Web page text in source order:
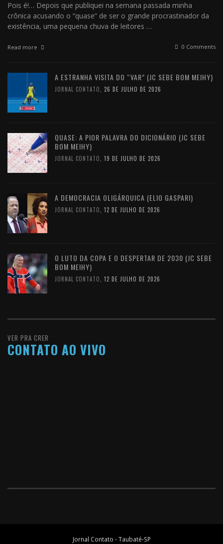
Pois é!… Depois que publiquei na semana passada minha
crônica acusando o “quase” de ser o grande procrastinador da
existência, uma pequena chuva de leitores …
Read more 0 Comments
A ESTRANHA VISITA DO “VAR” (JC SEBE BOM MEIHY)
JORNAL CONTATO 26 DE JULHO DE 2026
QUASE: A PIOR PALAVRA DO DICIONÁRIO (JC SEBE
BOM MEIHY)
JORNAL CONTATO 19 DE JULHO DE 2026
A DEMOCRACIA OLIGÁRQUICA (ELIO GASPARI)
JORNAL CONTATO 12 DE JULHO DE 2026
O LUTO DA COPA E O DESPERTAR DE 2030 (JC SEBE
BOM MEIHY)
JORNAL CONTATO 12 DE JULHO DE 2026
VER PRA CRER
CONTATO AO VIVO
Jornal Contato - Taubaté-SP